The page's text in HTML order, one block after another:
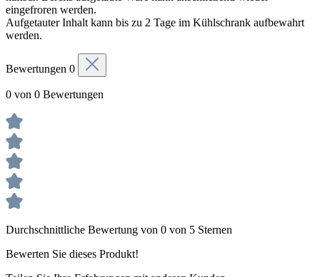
eingefroren werden.
Aufgetauter Inhalt kann bis zu 2 Tage im Kühlschrank aufbewahrt
werden.
Bewertungen 0
0 von 0 Bewertungen
Durchschnittliche Bewertung von 0 von 5 Sternen
Bewerten Sie dieses Produkt!